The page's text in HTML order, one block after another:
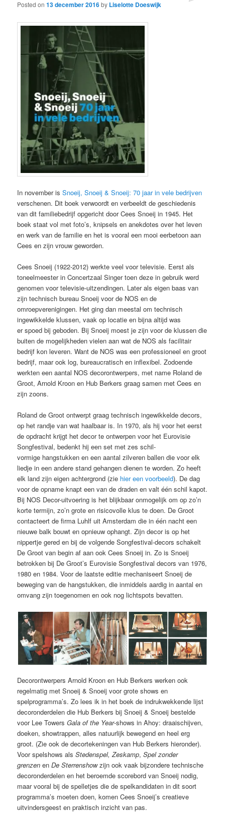
Posted on13 december 2016by Liselotte Doeswijk
In november isSnoeij, Snoeij & Snoeij: 70 jaar in vele bedrijven
verschenen. Dit boek verwoordt en verbeeldt de geschiedenis
van dit familiebedrijf opgericht door Cees Snoeij in 1945. Het
boek staat vol met foto’s, knipsels en anekdotes over het leven
en werk van de familie en het is vooral een mooi eerbetoon aan
Cees en zijn vrouw geworden.
Cees Snoeij (1922-2012) werkte veel voor televisie. Eerst als
toneelmeester in Concertzaal Singer toen deze in gebruik werd
genomen voor televisie-uitzendingen. Later als eigen baas van
zijn technisch bureau Snoeij voor de NOS en de
omroepverenigingen. Het ging dan meestal om technisch
ingewikkelde klussen, vaak op locatie en bijna altijd was
er spoed bij geboden. Bij Snoeij moest je zijn voor de klussen die
buiten de mogelijkheden vielen aan wat de NOS als facilitair
bedrijf kon leveren. Want de NOS was een professioneel en groot
bedrijf, maar ook log, bureaucratisch en inflexibel. Zodoende
werkten een aantal NOS decorontwerpers, met name Roland de
Groot, Arnold Kroon en Hub Berkers graag samen met Cees en
zijn zoons.
Roland de Groot ontwerpt graag technisch ingewikkelde decors,
op het randje van wat haalbaar is. In 1970, als hij voor het eerst
de opdracht krijgt het decor te ontwerpen voor het Eurovisie
Songfestival, bedenkt hij een set met zes schil-
vormige hangstukken en een aantal zilveren ballen die voor elk
liedje in een andere stand gehangen dienen te worden. Zo heeft
elk land zijn eigen achtergrond (zie hier een voorbeeld). De dag
voor de opname knapt een van de draden en valt één schil kapot.
Bij NOS Decor-uitvoering is het blijkbaar onmogelijk om op zo’n
korte termijn, zo’n grote en risicovolle klus te doen. De Groot
contacteert de firma Luhlf uit Amsterdam die in één nacht een
nieuwe balk bouwt en opnieuw ophangt. Zijn decor is op het
nippertje gered en bij de volgende Songfestival-decors schakelt
De Groot van begin af aan ook Cees Snoeij in. Zo is Snoeij
betrokken bij De Groot’s Eurovisie Songfestival decors van 1976,
1980 en 1984. Voor de laatste editie mechaniseert Snoeij de
beweging van de hangstukken, die inmiddels aardig in aantal en
omvang zijn toegenomen en ook nog lichtspots bevatten.
Decorontwerpers Arnold Kroon en Hub Berkers werken ook
regelmatig met Snoeij & Snoeij voor grote shows en
spelprogramma’s. Zo lees ik in het boek de indrukwekkende lijst
decoronderdelen die Hub Berkers bij Snoeij & Snoeij bestelde
voor Lee TowersGala of the Year-shows in Ahoy: draaischijven,
doeken, showtrappen, alles natuurlijk bewegend en heel erg
groot. (Zie ook de decortekeningen van Hub Berkers hieronder).
Voor spelshows alsStedenspel, Zeskamp,Spel zonder
grenzen en De Sterrenshowzijn ook vaak bijzondere technische
decoronderdelen en het beroemde scorebord van Snoeij nodig,
maar vooral bij de spelletjes die de spelkandidaten in dit soort
programma’s moeten doen, komen Cees Snoeij’s creatieve
uitvindersgeest en praktisch inzicht van pas.